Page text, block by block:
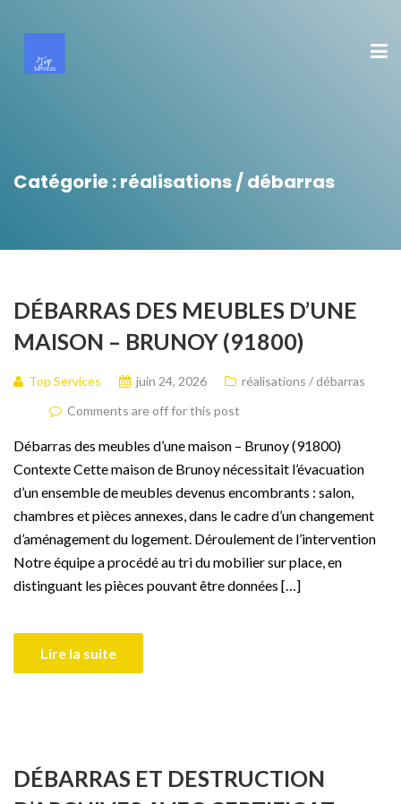
Catégorie :réalisations / débarras
DÉBARRAS DES MEUBLES D’UNE
MAISON – BRUNOY (91800)
Top Services juin 24, 2026
réalisations / débarras
Comments are off for this post
Débarras des meubles d’une maison – Brunoy (91800)
Contexte Cette maison de Brunoy nécessitait l’évacuation
d’un ensemble de meubles devenus encombrants : salon,
chambres et pièces annexes, dans le cadre d’un changement
d’aménagement du logement. Déroulement de l’intervention
Notre équipe a procédé au tri du mobilier sur place, en
distinguant les pièces pouvant être données […]
Lire la suite
DÉBARRAS ET DESTRUCTION